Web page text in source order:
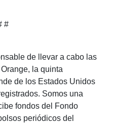
#
de llevar a cabo las
la quinta
de los Estados Unidos
Somos una
fondos del Fondo
periódicos del